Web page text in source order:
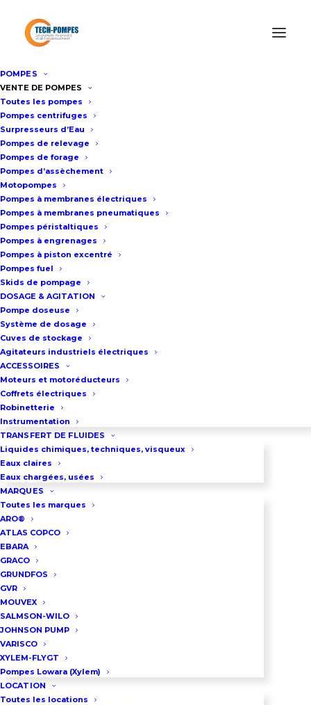
POMPES
VENTE DE POMPES
Toutes les pompes
Pompes centrifuges
Surpresseurs d’Eau
Pompes de relevage
Pompes de forage
Pompes d’assèchement
Motopompes
Pompes à membranes électriques
Pompes à membranes pneumatiques
Pompes péristaltiques
Pompes à engrenages
Pompes à piston excentré
Pompes fuel
Skids de pompage
DOSAGE & AGITATION
Pompe doseuse
Système de dosage
Cuves de stockage
Agitateurs industriels électriques
ACCESSOIRES
Moteurs et motoréducteurs
Coffrets électriques
Robinetterie
Instrumentation
TRANSFERT DE FLUIDES
Liquides chimiques, techniques, visqueux
Eaux claires
Eaux chargées, usées
MARQUES
Toutes les marques
ARO®
ATLAS COPCO
EBARA
GRACO
GRUNDFOS
GVR
MOUVEX
SALMSON-WILO
JOHNSON PUMP
VARISCO
XYLEM-FLYGT
Pompes Lowara (Xylem)
LOCATION
Toutes les locations
Accueil /Pompes de forage
LOWARA/Pompe immergée de forage LOWARA (XYLEM)
12GS75
Pompe immergée de forage
LOWARA (XYLEM) 12GS75
Fiche technique
Optez pour la fiabilité avec la
gamme
pompage haut de gamme conçue
pour durer. Grâce à une fabrication
massive en
support de refoulement moulé
pour une solidité maximale, cette
pompe fait face aux conditions les
plus rudes. Son secret ? Une
conception à
neutralise l’effet abrasif des
débit et une pression constants
Pensée pour s’insérer
précisément dans des tubages de
10,2 cm, elle excelle dans les
domaines suivants :